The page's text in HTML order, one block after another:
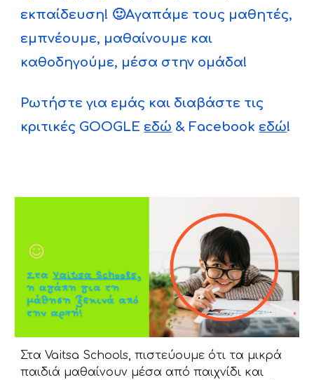
εκπαίδευση! 🙂Αγαπάμε τους μαθητές,
εμπνέουμε, μαθαίνουμε και
καθοδηγούμε, μέσα στην ομάδα!
Ρωτήστε για εμάς και διαβάστε τις
κριτικές GOOGLE εδώ & Facebook εδώ!
Στα Vaitsa Schools, πιστεύουμε ότι τα μικρά
παιδιά μαθαίνουν μέσα από παιχνίδι και